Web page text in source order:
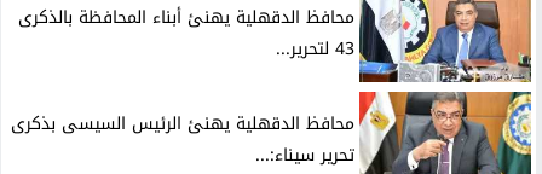
محافظ الدقهلية يهنئ أبناء المحافظة بالذكرى
43 لتحرير...
محافظ الدقهلية يهنئ الرئيس السيسى بذكرى
تحرير سيناء:...